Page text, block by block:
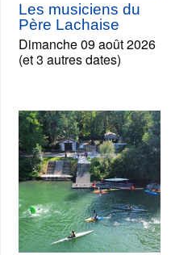
Les musiciens du
Père Lachaise
Dimanche 09 août 2026
(et 3 autres dates)